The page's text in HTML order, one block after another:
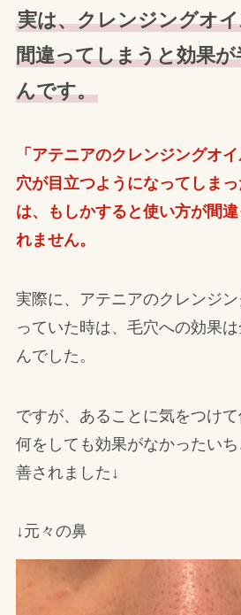
実は、クレンジングオ
間違ってしまうと効果
んです。
「アテニアのクレンジングオ
穴が目立つようになってしま
は、もしかすると使い方が間
れません。
実際に、アテニアのクレンジ
っていた時は、毛穴への効果
んでした。
ですが、あることに気をつけて
何をしても効果がなかったい
善されました↓
↓元々の鼻